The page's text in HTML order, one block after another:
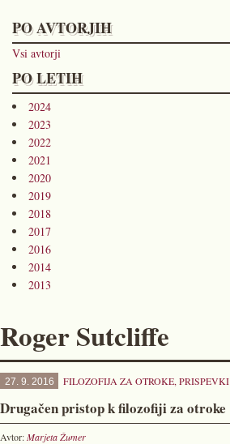
PO AVTORJIH
Vsi avtorji
PO LETIH
2024
2023
2022
2021
2020
2019
2018
2017
2016
2014
2013
Roger Sutcliffe
27. 9. 2016 FILOZOFIJA ZA OTROKE, PRISPEVKI
Drugačen pristop k filozofiji za otroke
Avtor:Marjeta Žumer